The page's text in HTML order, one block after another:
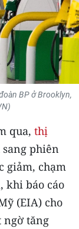
BP ở Brooklyn,
qua, thị
phiên
giảm, chạm
khi báo cáo
(EIA) cho
ngờ tăng